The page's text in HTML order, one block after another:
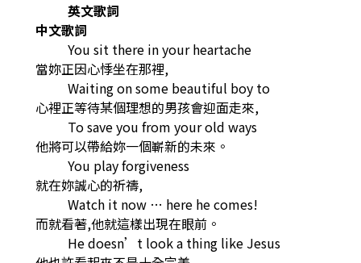
英文歌詞
中文歌詞
You sit there in your heartache
當妳正因心悸坐在那裡,
Waiting on some beautiful boy to
心裡正等待某個理想的男孩會迎面走來,
To save you from your old ways
他將可以帶給妳一個嶄新的未來。
You play forgiveness
就在妳誠心的祈禱,
Watch it now … here he comes!
而就看著,他就這樣出現在眼前。
He doesn’t look a thing like Jesus